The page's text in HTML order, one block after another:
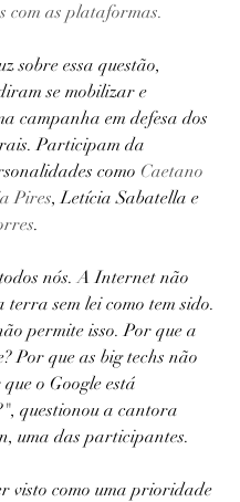
com as plataformas.
sobre essa questão,
se mobilizar e
campanha em defesa dos
Participam da
como Caetano
Pires, Letícia Sabatella e
.
nós. A Internet não
terra sem lei como tem sido.
permite isso. Por que a
Por que as big techs não
o Google está
questionou a cantora
uma das participantes.
visto como uma prioridade